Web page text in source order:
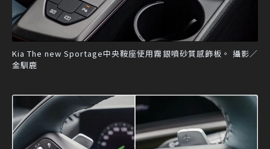
Kia The new Sportage中央鞍座使用霧銀噴砂質感飾板。 攝影／
金馴鹿